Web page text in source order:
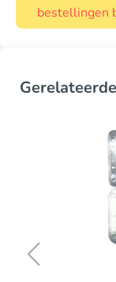
bestellingen